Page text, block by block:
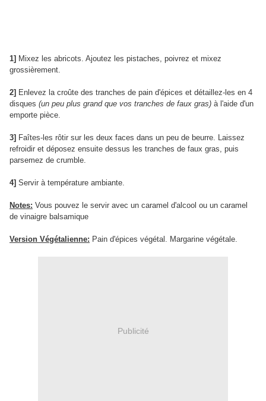
1] Mixez les abricots. Ajoutez les pistaches, poivrez et mixez
grossièrement.
2] Enlevez la croûte des tranches de pain d'épices et détaillez-les en 4
disques (un peu plus grand que vos tranches de faux gras) à l'aide d'un
emporte pièce.
3] Faîtes-les rôtir sur les deux faces dans un peu de beurre. Laissez
refroidir et déposez ensuite dessus les tranches de faux gras, puis
parsemez de crumble.
4] Servir à température ambiante.
Notes: Vous pouvez le servir avec un caramel d'alcool ou un caramel
de vinaigre balsamique
Version Végétalienne: Pain d'épices végétal. Margarine végétale.
Publicité